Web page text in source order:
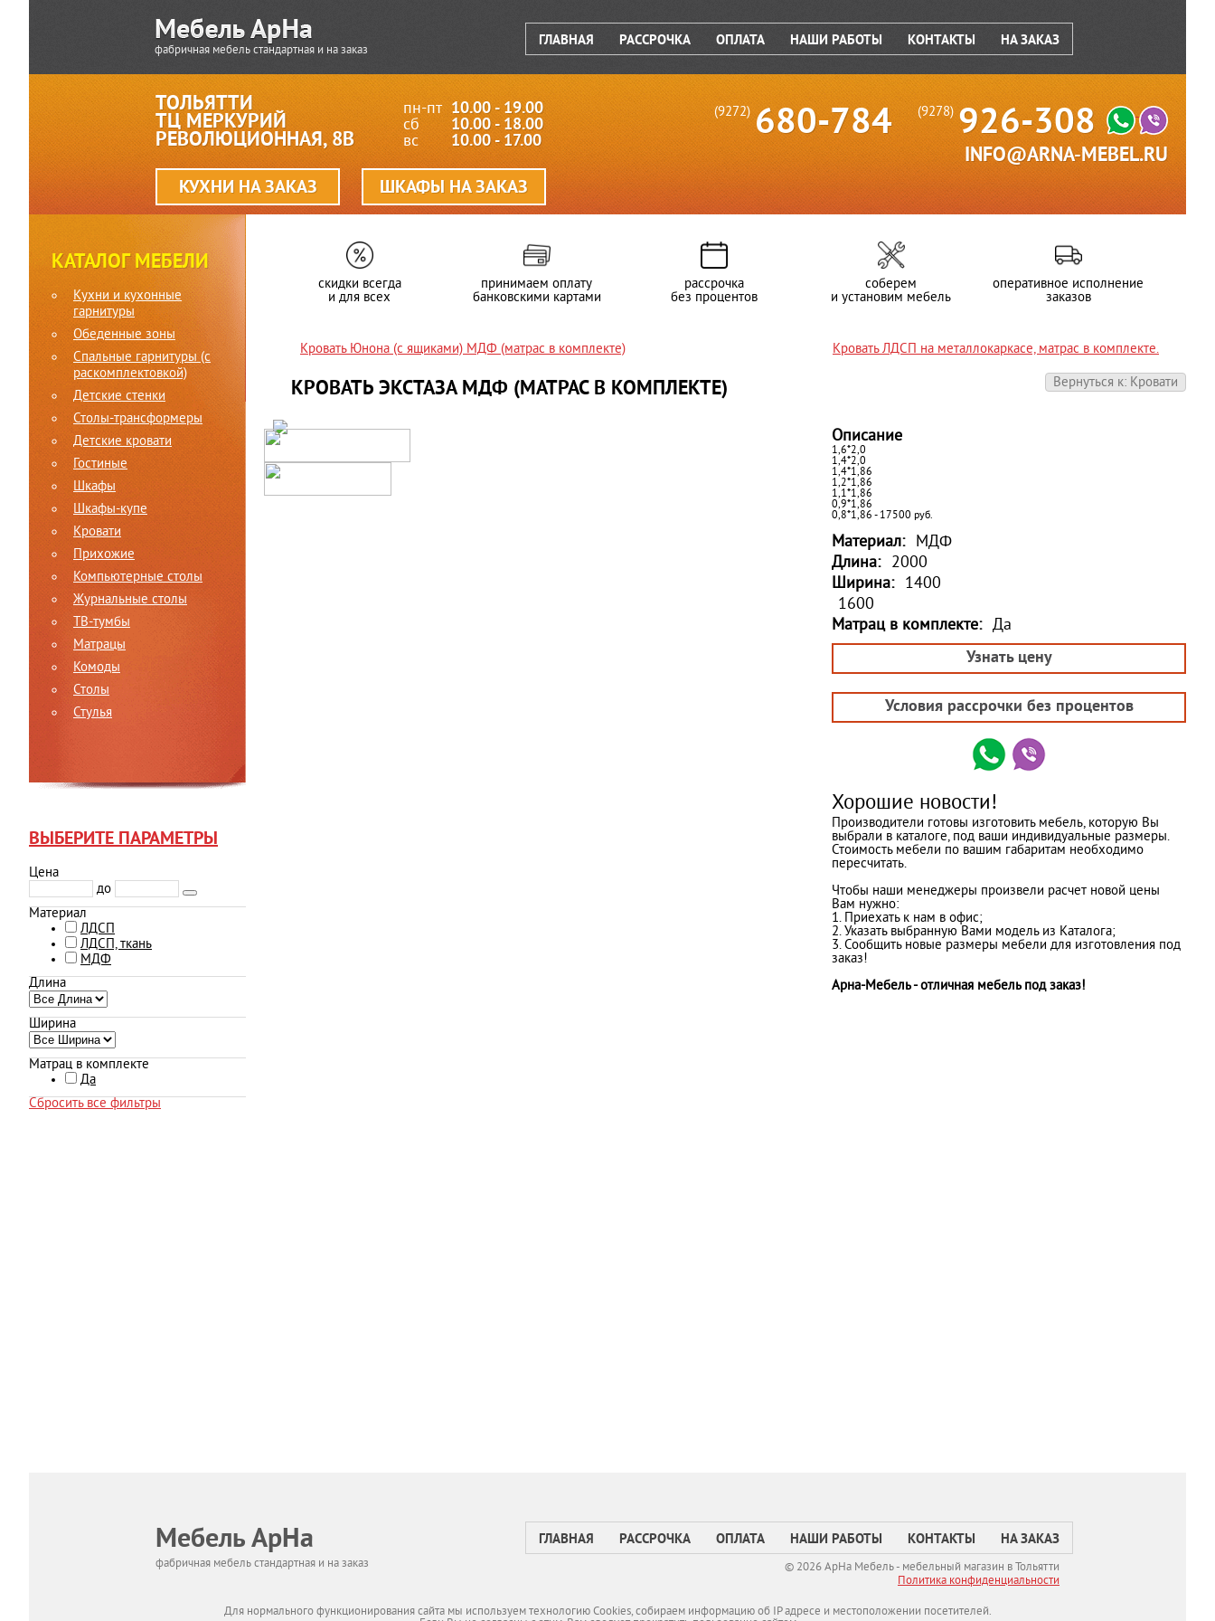
фабричная мебель стандартная и на заказ
ГЛАВНАЯ РАССРОЧКА ОПЛАТА НАШИ РАБОТЫ КОНТАКТЫ НА ЗАКАЗ
(9272) 680-784 (9278) 926-308
INFO@ARNA-MEBEL.RU
ТОЛЬЯТТИ
ТЦ МЕРКУРИЙ
РЕВОЛЮЦИОННАЯ, 8В
пн-пт 10.00 - 19.00
сб 10.00 - 18.00
вс 10.00 - 17.00
КУХНИ НА ЗАКАЗ ШКАФЫ НА ЗАКАЗ
КАТАЛОГ МЕБЕЛИ
Кухни и кухонные
гарнитуры
Обеденные зоны
Спальные гарнитуры (c
раскомплектовкой)
Детские стенки
Столы-трансформеры
Детские кровати
Гостиные
Шкафы
Шкафы-купе
Кровати
Прихожие
Компьютерные столы
Журнальные столы
ТВ-тумбы
Матрацы
Комоды
Столы
Стулья
ВЫБЕРИТЕ ПАРАМЕТРЫ
Цена
до
Материал
ЛДСП
ЛДСП, ткань
МДФ
Длина
Ширина
Матрац в комплекте
Да
Сбросить все фильтры
скидки всегда
и для всех
принимаем оплату
банковскими картами
рассрочка
без процентов
соберем
и установим мебель
оперативное исполнение
заказов
Кровать Юнона (с ящиками) МДФ (матрас в комплекте)
Кровать ЛДСП на металлокаркасе, матрас в комплекте.
Вернуться к: Кровати
КРОВАТЬ ЭКСТАЗА МДФ (МАТРАС В КОМПЛЕКТЕ)
Описание
1,6*2,0
1,4*2,0
1,4*1,86
1,2*1,86
1,1*1,86
0,9*1,86
0,8*1,86 - 17500 руб.
Материал: МДФ
Длина: 2000
Ширина: 1400
1600
Матрац в комплекте: Да
Узнать цену
Условия рассрочки без процентов
Хорошие новости!
Производители готовы изготовить мебель, которую Вы
выбрали в каталоге, под ваши индивидуальные размеры.
Стоимость мебели по вашим габаритам необходимо
пересчитать.
Чтобы наши менеджеры произвели расчет новой цены
Вам нужно:
1. Приехать к нам в офис;
2. Указать выбранную Вами модель из Каталога;
3. Сообщить новые размеры мебели для изготовления под
заказ!
Арна-Мебель - отличная мебель под заказ!
Мебель АрНа
фабричная мебель стандартная и на заказ
ГЛАВНАЯ РАССРОЧКА ОПЛАТА НАШИ РАБОТЫ КОНТАКТЫ НА ЗАКАЗ
© 2026 АрНа Мебель - мебельный магазин в Тольятти
Политикa конфиденциальности
Для нормального функционирования сайта мы используем технологию Cookies, собираем информацию об IP адресе и местоположении посетителей.